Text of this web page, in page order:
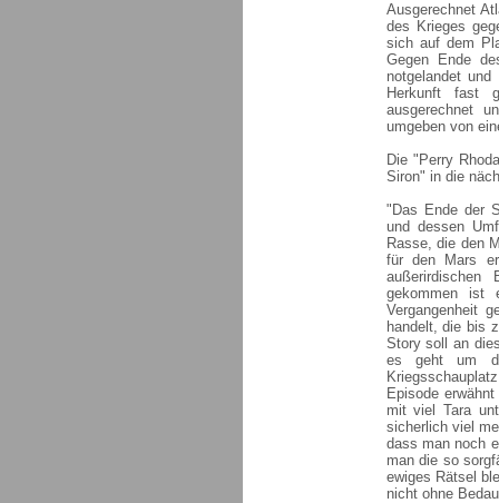
Ausgerechnet
des Krieges
sich auf dem
Gegen Ende
notgelandet
Herkunft fast
ausgerechnet
umgeben von
Die "Perry
Siron" in die
"Das Ende der
und dessen
Rasse, die den
für den Mars
außerirdischen
gekommen ist
Vergangenheit
handelt, die bis
Story soll an
es geht um
Episode
mit viel Tara
sicherlich viel
dass man noch
man die so
ewiges Rätsel
nicht ohne